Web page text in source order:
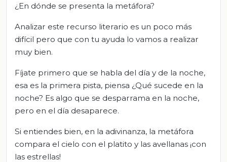
¿En dónde se presenta la metáfora?
Analizar este recurso literario es un poco más
difícil pero que con tu ayuda lo vamos a realizar
muy bien.
Fíjate primero que se habla del día y de la noche,
esa es la primera pista, piensa ¿Qué sucede en la
noche? Es algo que se desparrama en la noche,
pero en el día desaparece.
Si entiendes bien, en la adivinanza, la metáfora
compara el cielo con el platito y las avellanas ¡con
las estrellas!